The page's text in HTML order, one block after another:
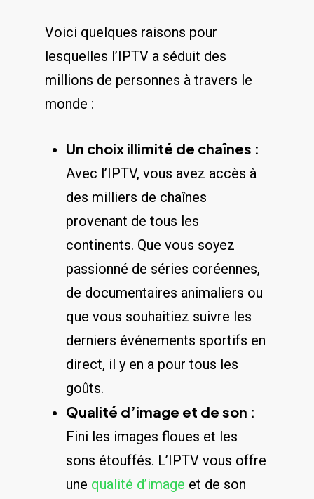
Voici quelques raisons pour​
lesquelles l’IPTV a séduit des​
millions de personnes à travers le
monde :
Un choix‍ illimité de chaînes‍ :
Avec l’IPTV, ⁢vous avez accès à
des ⁣milliers de chaînes
provenant de tous les
continents.⁣ Que ⁤vous soyez
passionné ‌de séries coréennes,
de documentaires animaliers ou
que‌ vous⁢ souhaitiez suivre les
derniers événements sportifs en
direct, il y en a pour tous les
goûts.
Qualité d’image et de son :
Fini les⁢ images floues ‌et les
sons étouffés. L’IPTV vous offre
une qualité d’image et de son